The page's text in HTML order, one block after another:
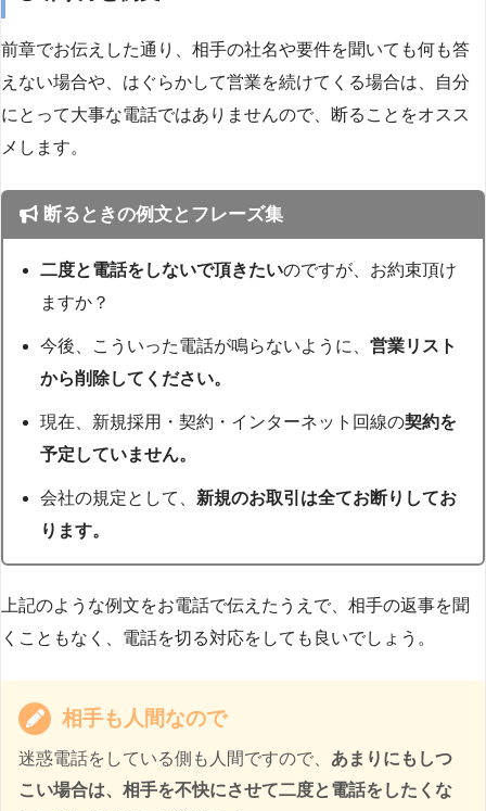
前章でお伝えした通り、相手の社名や要件を聞いても何も答
えない場合や、はぐらかして営業を続けてくる場合は、自分
にとって大事な電話ではありませんので、断ることをオスス
メします。
断るときの例文とフレーズ集
二度と電話をしないで頂きたいのですが、お約束頂け
ますか？
今後、こういった電話が鳴らないように、営業リスト
から削除してください。
現在、新規採用・契約・インターネット回線の契約を
予定していません。
会社の規定として、 新規のお取引は全てお断りしてお
ります。
上記のような例文をお電話で伝えたうえで、相手の返事を聞
くこともなく、電話を切る対応をしても良いでしょう。
相手も人間なので
迷惑電話をしている側も人間ですので、 あまりにもしつ
こい場合は、相手を不快にさせて二度と電話をしたくな